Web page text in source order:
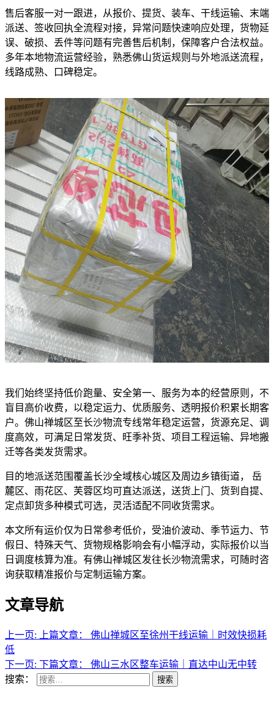
售后客服一对一跟进，从报价、提货、装车、干线运输、末端
派送、签收回执全流程对接，异常问题快速响应处理，货物延
误、破损、丢件等问题有完善售后机制，保障客户合法权益。
多年本地物流运营经验，熟悉佛山货运规则与外地派送流程，
线路成熟、口碑稳定。
我们始终坚持低价跑量、安全第一、服务为本的经营原则，不
盲目高价收费，以稳定运力、优质服务、透明报价积累长期客
户。佛山禅城区至长沙物流专线常年稳定运营，货源充足、调
度高效，可满足日常发货、旺季补货、项目工程运输、异地搬
迁等各类发货需求。
目的地派送范围覆盖长沙全域核心城区及周边乡镇街道， 岳
麓区、雨花区、芙蓉区均可直达派送，送货上门、货到自提、
定点卸货多种模式可选，灵活适配不同收货需求。
本文所有运价仅为日常参考低价，受油价波动、季节运力、节
假日、特殊天气、货物规格影响会有小幅浮动，实际报价以当
日调度核算为准。有佛山禅城区发往长沙物流需求，可随时咨
询获取精准报价与定制运输方案。
文章导航
上一页: 上篇文章：
佛山禅城区至徐州干线运输｜时效快损耗
低
下一页: 下篇文章：
佛山三水区整车运输｜直达中山无中转
搜索：
搜索